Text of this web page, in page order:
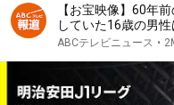
【お宝映像】60年
していた16歳の男
関西いまむかし】
ABCテレビニュース •